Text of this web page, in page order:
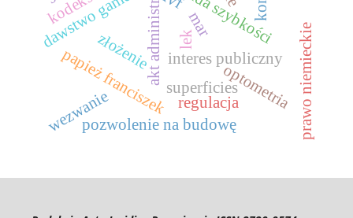
papież franciszek
mar
dawstwo gamet
interes publiczny
pozwolenie na budowę
superficies
wezwanie
złożenie lek
regulacjaoptometria prawo niemieckie